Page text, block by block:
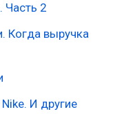
Часть 2
Когда выручка
И другие